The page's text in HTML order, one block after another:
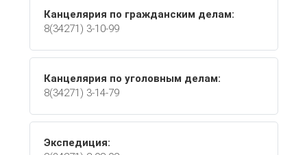
Канцелярия по гражданским делам:
8(34271) 3-10-99
Канцелярия по уголовным делам:
8(34271) 3-14-79
Экспедиция: